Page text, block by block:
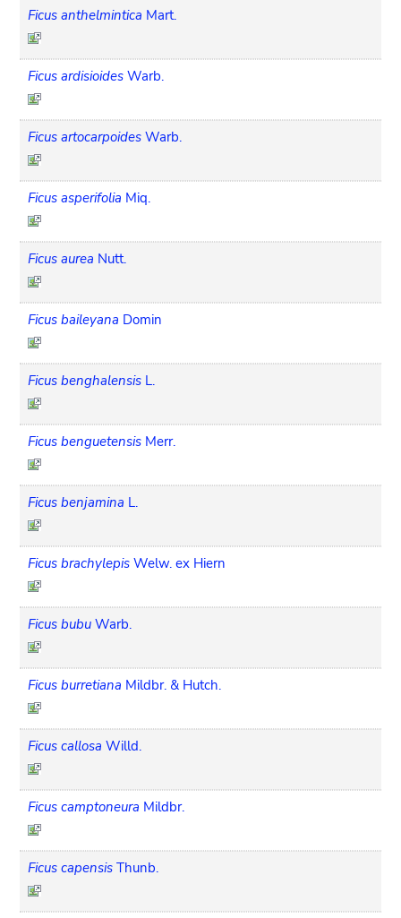
Ficus anthelmintica Mart.
Ficus ardisioides Warb.
Ficus artocarpoides Warb.
Ficus asperifolia Miq.
Ficus aurea Nutt.
Ficus baileyana Domin
Ficus benghalensis L.
Ficus benguetensis Merr.
Ficus benjamina L.
Ficus brachylepis Welw. ex Hiern
Ficus bubu Warb.
Ficus burretiana Mildbr. & Hutch.
Ficus callosa Willd.
Ficus camptoneura Mildbr.
Ficus capensis Thunb.